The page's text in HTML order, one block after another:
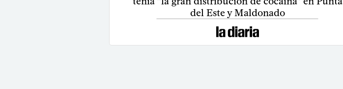
del Este y Maldonado